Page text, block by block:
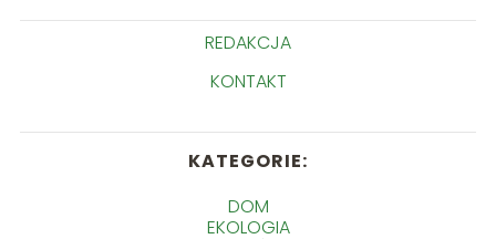
REDAKCJA
KONTAKT
KATEGORIE:
DOM
EKOLOGIA